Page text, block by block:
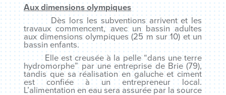
Aux dimensions olympiques
Dès lors les subventions arrivent et les
travaux commencent, avec un bassin adultes
aux dimensions olympiques (25 m sur 10) et un
bassin enfants.
Elle est creusée à la pelle “dans une terre
hydromorphe” par une entreprise de Brie (79),
tandis que sa réalisation en galuche et ciment
est confiée à un entrepreneur local.
L’alimentation en eau sera assurée par la source